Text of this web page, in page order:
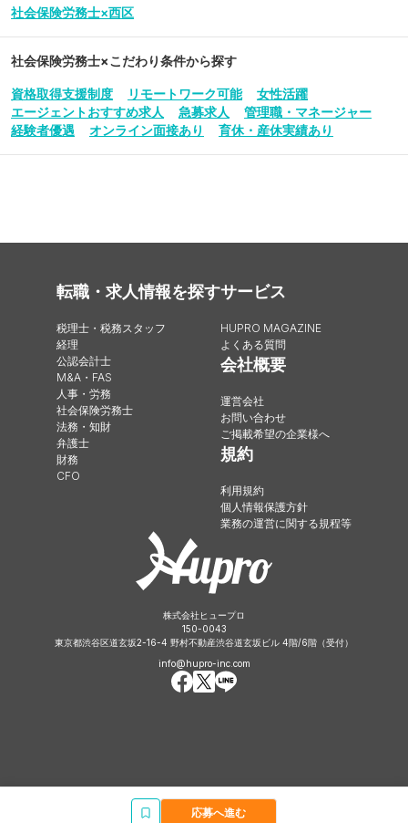
応募へ進む
社会保険労務士×西区
社会保険労務士×こだわり条件から探す
資格取得支援制度 リモートワーク可能
女性活躍
エージェントおすすめ求人
急募求人
管理職・マネージャー
経験者優遇
オンライン面接あり 育休・産休実績あり
転職・求人情報を探す
税理士・税務スタッフ
経理
公認会計士
M&A・FAS
人事・労務
社会保険労務士
法務・知財
弁護士
財務
CFO
サービス
HUPRO MAGAZINE
よくある質問
会社概要
運営会社
お問い合わせ
ご掲載希望の企業様へ
規約
利用規約
個人情報保護方針
業務の運営に関する規程等
株式会社ヒュープロ
150-0043
東京都渋谷区道玄坂2-16-4 野村不動産渋谷道玄坂ビル 4階/6階（受付）
info@hupro-inc.com